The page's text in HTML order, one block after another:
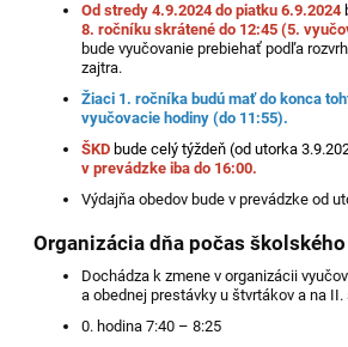
Od stredy 4.9.2024 do piatku 6.9.2024
8. ročníku skrátené do 12:45 (5.
bude vyučovanie prebiehať podľa
zajtra.
Žiaci 1. ročníka budú mať do konca
vyučovacie hodiny (do 11:55).
ŠKD bude celý týždeň (od utorka
v prevádzke iba do 16:00.
Výdajňa obedov bude v prevádzke od
Organizácia dňa počas
Dochádza k zmene v organizácii
a obednej prestávky u štvrtákov a na
0. hodina 7:40 – 8:25